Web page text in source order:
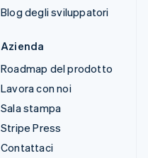
Blog degli sviluppatori
Azienda
Roadmap del prodotto
Lavora con noi
Sala stampa
Stripe Press
Contattaci